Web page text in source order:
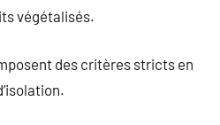
végétalisés.
des critères stricts en